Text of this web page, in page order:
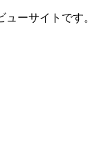
ーサイトです。